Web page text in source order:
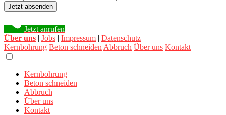
Jetzt absenden
Jetzt anrufen
Über uns | Jobs | Impressum | Datenschutz
Kernbohrung Beton schneiden Abbruch Über uns Kontakt
Kernbohrung
Beton schneiden
Abbruch
Über uns
Kontakt